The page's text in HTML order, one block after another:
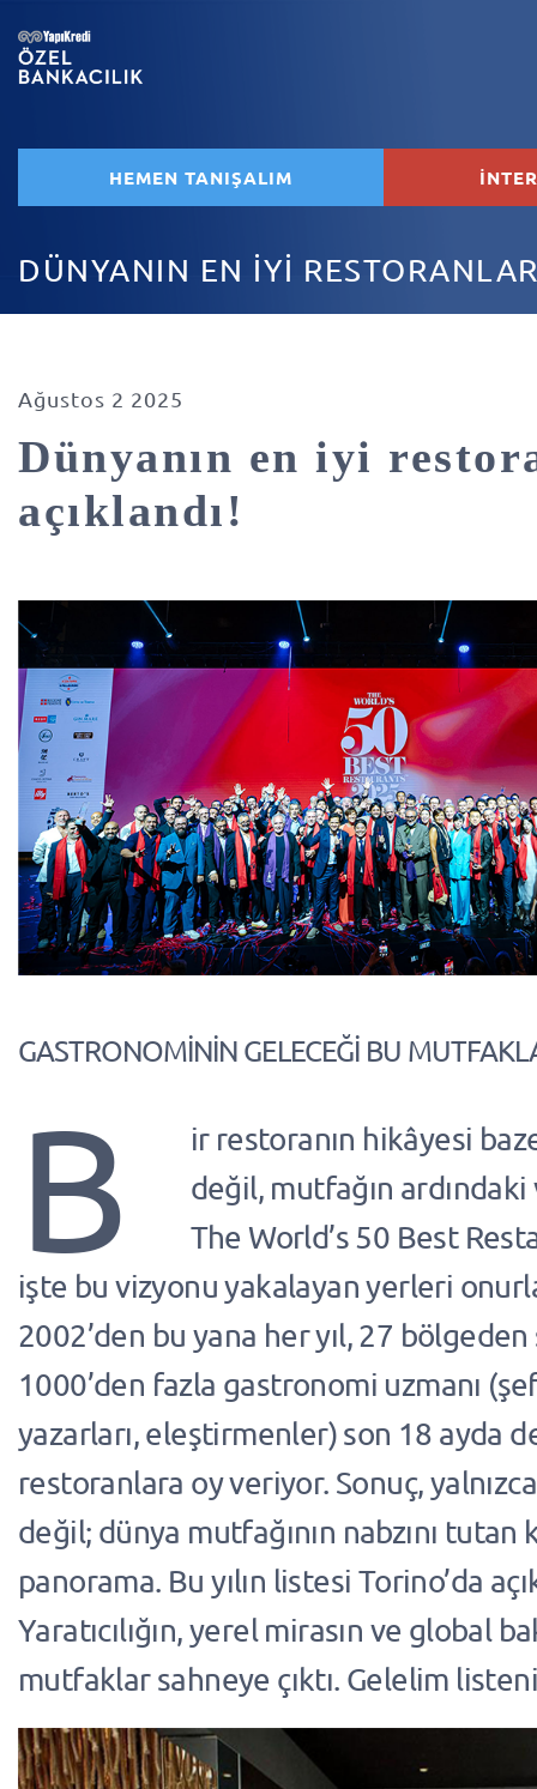
HEMEN TANIŞALIM
DÜNYANIN EN İYİ
Ağustos 2 2025
Dünyanın en iyi
açıklandı!
GASTRONOMİNİN GELECEĞİ BU
B
ir restoranın hikâyesi
değil, mutfağın
The World’s 50 Best
işte bu vizyonu yakalayan yerleri
2002’den bu yana her yıl, 27
1000’den fazla gastronomi uzmanı
yazarları, eleştirmenler) son 18 ayda
restoranlara oy veriyor. Sonuç,
değil; dünya mutfağının nabzını
panorama. Bu yılın listesi Torino’da
Yaratıcılığın, yerel mirasın ve global
mutfaklar sahneye çıktı. Gelelim